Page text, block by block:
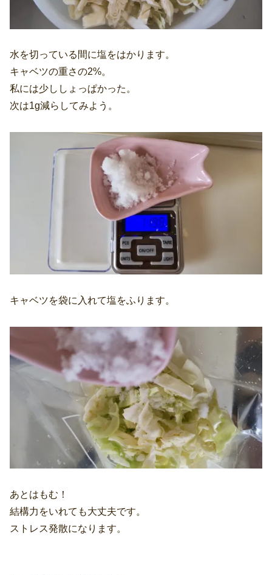
水を切っている間に塩をはかります。
キャベツの重さの2%。
私には少ししょっぱかった。
次は1g減らしてみよう。
キャベツを袋に入れて塩をふります。
あとはもむ！
結構力をいれても大丈夫です。
ストレス発散になります。